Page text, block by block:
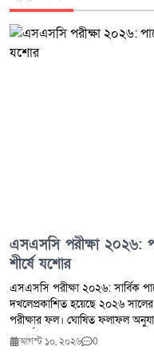
প্রতিটি ধর্ষণের ঘটনার বিচার
সমাজে নারীদের নিরাপত্তা আরও
এসএসসি পরীক্ষা ২০২৬:
শীর্ষে যশোর
এসএসসি পরীক্ষা ২০২৬: সার্বিক
দখলেপ্রকাশিত হয়েছে ২০২৬
পরীক্ষার ফল। ঘোষিত ফলাফল
ও পূর্ণাঙ্গ জিপিএ-৫ পাওয়ার
আগস্ট ১০, ২০২৬ 0